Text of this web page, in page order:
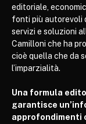
editoriale,
fonti più autorevoli
servizi e soluzioni
Camilloni che ha
cioè quella che da
l’imparzialità.
Una formula
garantisce
approfondimenti